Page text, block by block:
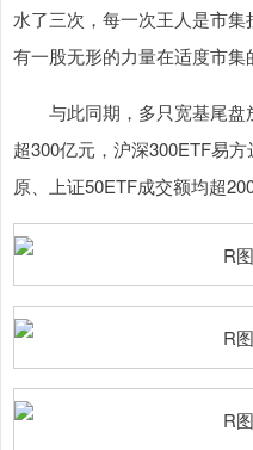
水了三次，每一次王人是市
有一股无形的力量在适度市集
与此同期，多只宽基尾盘
超300亿元，沪深300ETF易
原、上证50ETF成交额均超200